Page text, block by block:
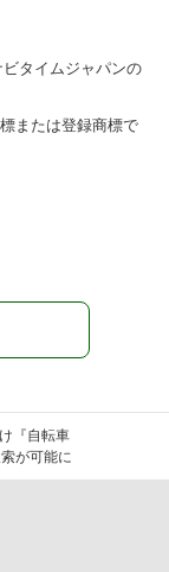
ビタイムジャパンの
または登録商標で
『自転車
が可能に